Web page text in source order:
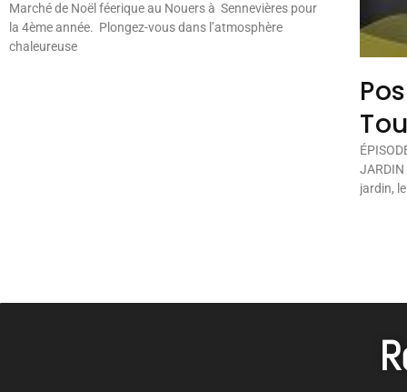
Marché de Noël féerique au Nouers à Sennevières pour
la 4ème année. Plongez-vous dans l’atmosphère
chaleureuse
jardin,